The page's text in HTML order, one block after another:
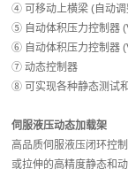
④ 可移动上横梁 (自动调
⑤ 自动体积压力控制器
⑥ 自动体积压力控制器
⑦ 动态控制器
⑧ 可实现各种静态测试
伺服液压动态加载架
高品质伺服液压闭环控
或拉伸的高精度静态和